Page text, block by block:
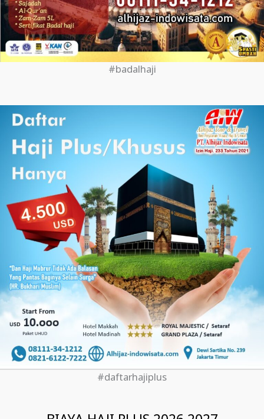
#badalhaji
#daftarhajiplus